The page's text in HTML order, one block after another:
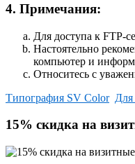
4. Примечания:
Для доступа к FTP-
Настоятельно
компьютер и
Относитесь с
Типография SV Color Для
15% скидка на